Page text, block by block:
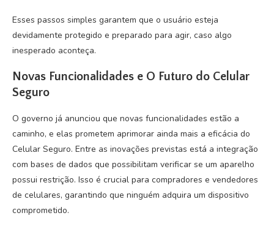
Esses passos simples garantem que o usuário esteja
devidamente protegido e preparado para agir, caso algo
inesperado aconteça.
Novas Funcionalidades e O Futuro do Celular
Seguro
O governo já anunciou que novas funcionalidades estão a
caminho, e elas prometem aprimorar ainda mais a eficácia do
Celular Seguro. Entre as inovações previstas está a integração
com bases de dados que possibilitam verificar se um aparelho
possui restrição. Isso é crucial para compradores e vendedores
de celulares, garantindo que ninguém adquira um dispositivo
comprometido.